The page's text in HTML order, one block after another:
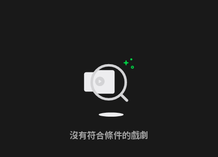
沒有符合條件的戲劇